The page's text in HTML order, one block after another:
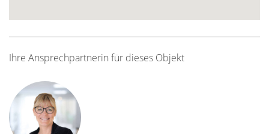
Ihre Ansprechpartnerin für dieses Objekt